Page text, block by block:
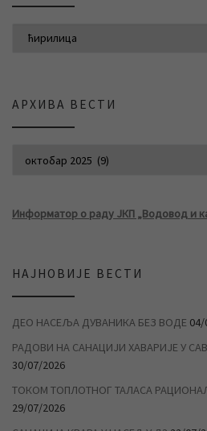
АРХИВА ВЕСТИ
Информатор о раду ЈКП „Водовод и
НАЈНОВИЈЕ ВЕСТИ
ДЕО НАСЕЉА ДУВАНИКА БЕЗ ВОДЕ
РАДОВИ НА САНАЦИЈИ ХАВАРИЈЕ У
30/07/2026
ТОКОМ ТОПЛОТНОГ ТАЛАСА
29/07/2026